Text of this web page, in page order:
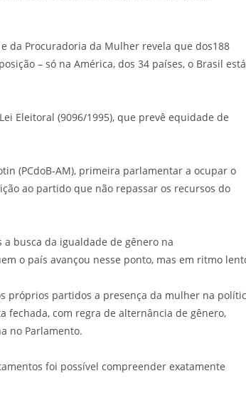
da Procuradoria da Mulher revela que dos188
– só na América, dos 34 países, o Brasil está
Eleitoral (9096/1995), que prevê equidade de
(PCdoB-AM), primeira parlamentar a ocupar o
ao partido que não repassar os recursos do
busca da igualdade de gênero na
o país avançou nesse ponto, mas em ritmo
próprios partidos a presença da mulher na
fechada, com regra de alternância de gênero,
no Parlamento.
foi possível compreender exatamente